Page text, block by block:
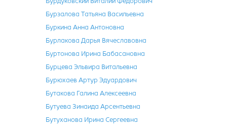
Бурзалова Татьяна Васильевна
Буркина Анна Антоновна
Бурлакова Дарья Вячеславовна
Буртонова Ирина Бабасановна
Бурцева Эльвира Витальевна
Бурюхаев Артур Эдуардович
Бутакова Галина Алексеевна
Бутуева Зинаида Арсентьевна
Бутуханова Ирина Сергеевна